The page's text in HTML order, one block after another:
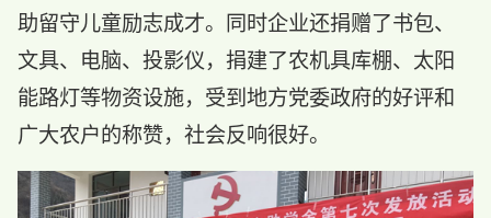
助留守儿童励志成才。同时企业还捐赠了书包、
文具、电脑、投影仪，捐建了农机具库棚、太阳
能路灯等物资设施，受到地方党委政府的好评和
广大农户的称赞，社会反响很好。